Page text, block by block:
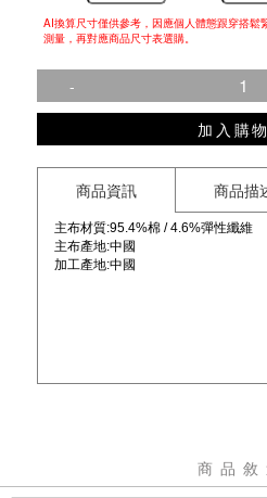
AI換算尺寸僅供參考，因應個人體態跟穿搭鬆
測量，再對應商品尺寸表選購。
-
加入購
商品資訊 商品描
主布材質:95.4%棉 / 4.6%彈性纖維
主布產地:中國
加工產地:中國
商品敘